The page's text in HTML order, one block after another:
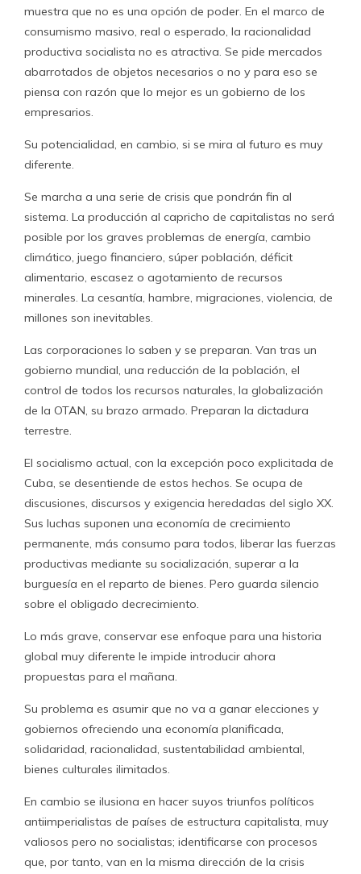
muestra que no es una opción de poder. En el marco de
consumismo masivo, real o esperado, la racionalidad
productiva socialista no es atractiva. Se pide mercados
abarrotados de objetos necesarios o no y para eso se
piensa con razón que lo mejor es un gobierno de los
empresarios.
Su potencialidad, en cambio, si se mira al futuro es muy
diferente.
Se marcha a una serie de crisis que pondrán fin al
sistema. La producción al capricho de capitalistas no será
posible por los graves problemas de energía, cambio
climático, juego financiero, súper población, déficit
alimentario, escasez o agotamiento de recursos
minerales. La cesantía, hambre, migraciones, violencia, de
millones son inevitables.
Las corporaciones lo saben y se preparan. Van tras un
gobierno mundial, una reducción de la población, el
control de todos los recursos naturales, la globalización
de la OTAN, su brazo armado. Preparan la dictadura
terrestre.
El socialismo actual, con la excepción poco explicitada de
Cuba, se desentiende de estos hechos. Se ocupa de
discusiones, discursos y exigencia heredadas del siglo XX.
Sus luchas suponen una economía de crecimiento
permanente, más consumo para todos, liberar las fuerzas
productivas mediante su socialización, superar a la
burguesía en el reparto de bienes. Pero guarda silencio
sobre el obligado decrecimiento.
Lo más grave, conservar ese enfoque para una historia
global muy diferente le impide introducir ahora
propuestas para el mañana.
Su problema es asumir que no va a ganar elecciones y
gobiernos ofreciendo una economía planificada,
solidaridad, racionalidad, sustentabilidad ambiental,
bienes culturales ilimitados.
En cambio se ilusiona en hacer suyos triunfos políticos
antiimperialistas de países de estructura capitalista, muy
valiosos pero no socialistas; identificarse con procesos
que, por tanto, van en la misma dirección de la crisis